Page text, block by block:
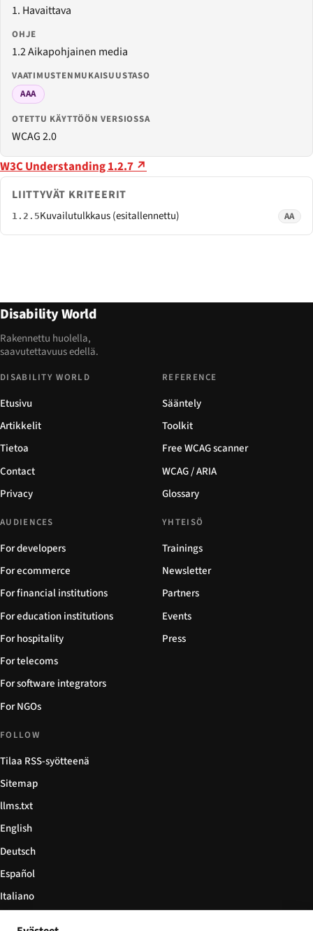
1. Havaittava
OHJE
1.2 Aikapohjainen media
VAATIMUSTENMUKAISUUSTASO
AAA
OTETTU KÄYTTÖÖN VERSIOSSA
WCAG 2.0
W3C Understanding 1.2.7 ↗
LIITTYVÄT KRITEERIT
1.2.5Kuvailutulkkaus (esitallennettu) AA
Disability World
Rakennettu huolella,
saavutettavuus edellä.
DISABILITY WORLD
Etusivu
Artikkelit
Tietoa
Contact
Privacy
REFERENCE
Sääntely
Toolkit
Free WCAG scanner
WCAG / ARIA
Glossary
AUDIENCES
For developers
For ecommerce
For financial institutions
For education institutions
For hospitality
For telecoms
For software integrators
For NGOs
YHTEISÖ
Trainings
Newsletter
Partners
Events
Press
FOLLOW
Tilaa RSS-syötteenä
Sitemap
llms.txt
English
Deutsch
Español
Italiano